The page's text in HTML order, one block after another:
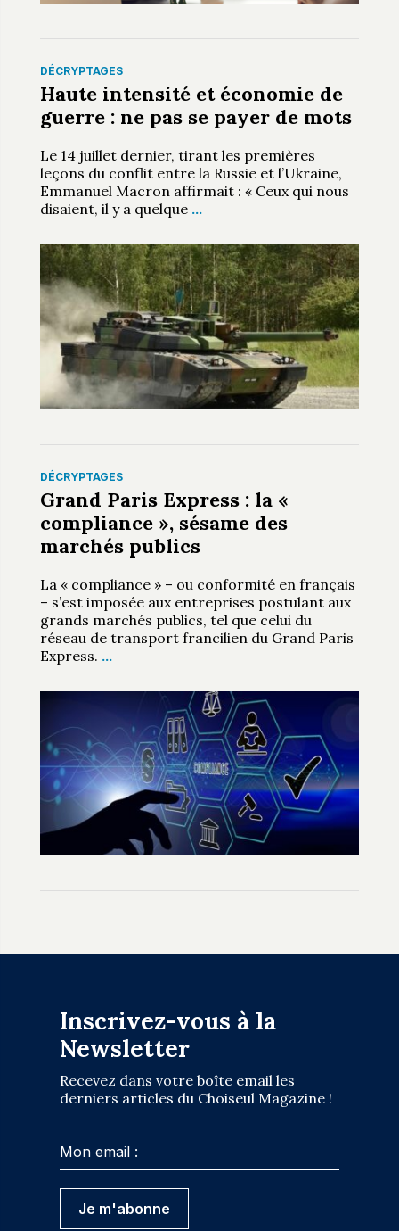
DÉCRYPTAGES
Haute intensité et économie de
guerre : ne pas se payer de mots
Le 14 juillet dernier, tirant les premières
leçons du conflit entre la Russie et l’Ukraine,
Emmanuel Macron affirmait : « Ceux qui nous
disaient, il y a quelque …
DÉCRYPTAGES
Grand Paris Express : la «
compliance », sésame des
marchés publics
La « compliance » – ou conformité en français
– s’est imposée aux entreprises postulant aux
grands marchés publics, tel que celui du
réseau de transport francilien du Grand Paris
Express. …
Inscrivez-vous à la
Newsletter
Recevez dans votre boîte email les
derniers articles du Choiseul Magazine !